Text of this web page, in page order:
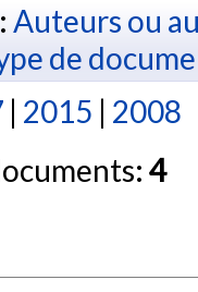
Auteurs ou
de
| 2015 | 2008
4